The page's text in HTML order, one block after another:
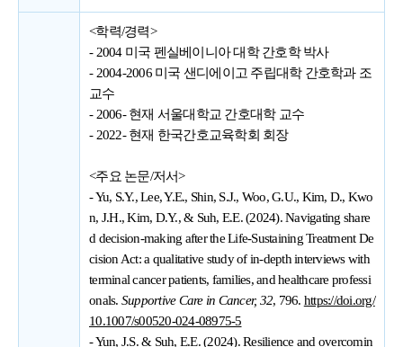
<학력/경력>
- 2004 미국 펜실베이니아 대학 간호학 박사
- 2004-2006 미국 샌디에이고 주립대학 간호학과 조
교수
- 2006- 현재 서울대학교 간호대학 교수
- 2022- 현재 한국간호교육학회 회장
<주요 논문/저서>
- Yu, S.Y., Lee, Y.E., Shin, S.J., Woo, G.U., Kim, D., Kwo
n, J.H., Kim, D.Y., & Suh, E.E. (2024). Navigating share
d decision-making after the Life-Sustaining Treatment De
cision Act: a qualitative study of in-depth interviews with
terminal cancer patients, families, and healthcare professi
onals. Supportive Care in Cancer, 32, 796. https://doi.org/
10.1007/s00520-024-08975-5
- Yun, J.S. & Suh, E.E. (2024). Resilience and overcomin